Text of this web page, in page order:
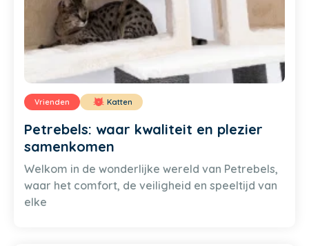
Vrienden Katten
Petrebels: waar kwaliteit en plezier
samenkomen
Welkom in de wonderlijke wereld van Petrebels,
waar het comfort, de veiligheid en speeltijd van
elke